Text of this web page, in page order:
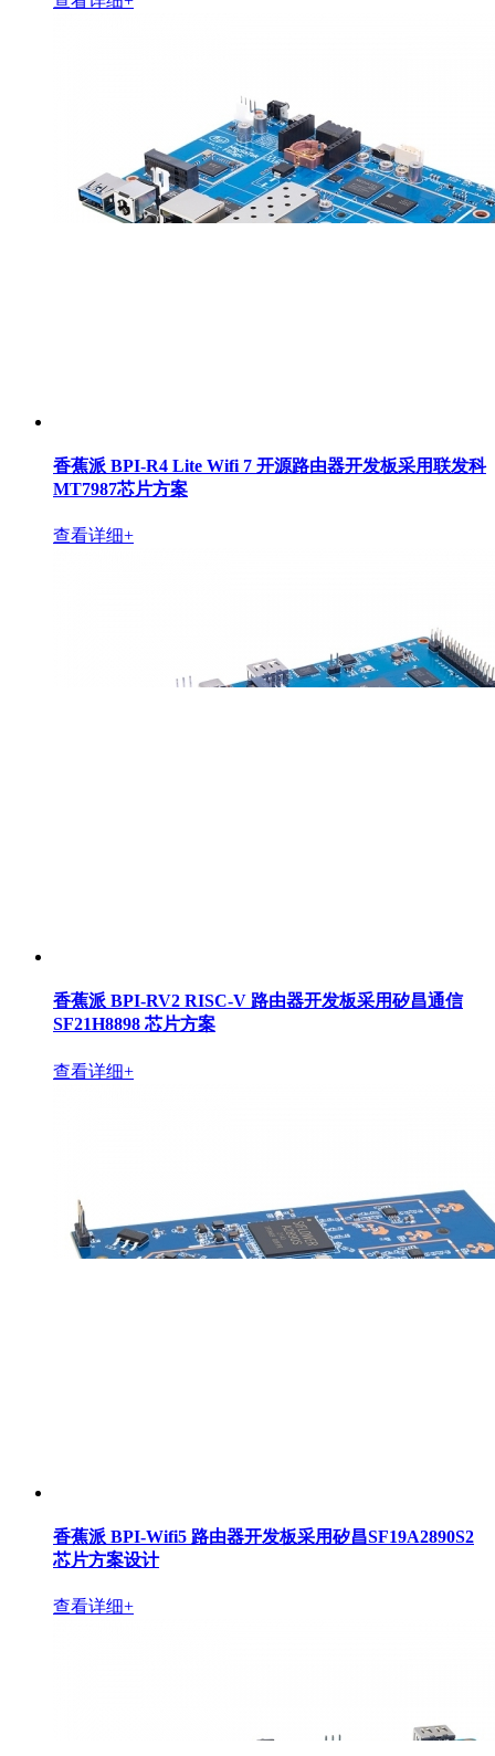
香蕉派 BPI-R4 Lite Wifi 7 开源路由器开发板采用联发科
MT7987芯片方案
查看详细+
香蕉派 BPI-RV2 RISC-V 路由器开发板采用矽昌通信
SF21H8898 芯片方案
查看详细+
香蕉派 BPI-Wifi5 路由器开发板采用矽昌SF19A2890S2
芯片方案设计
查看详细+